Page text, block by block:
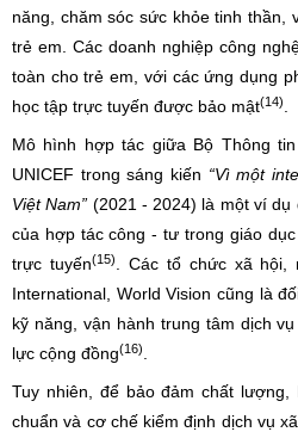
năng, chăm sóc sức khỏe tinh thần,
trẻ em. Các doanh nghiệp công
toàn cho trẻ em, với các ứng dụng
học tập trực tuyến được bảo mật(14)
Mô hình hợp tác giữa Bộ Thông
UNICEF trong sáng kiến “Vì một
Việt Nam” (2021 - 2024) là một ví
của hợp tác công - tư trong giáo
trực tuyến(15)
. Các tổ chức xã hội,
International, World Vision cũng là
kỹ năng, vận hành trung tâm dịch
lực cộng đồng(16)
Tuy nhiên, để bảo đảm chất
chuẩn và cơ chế kiểm định dịch vụ